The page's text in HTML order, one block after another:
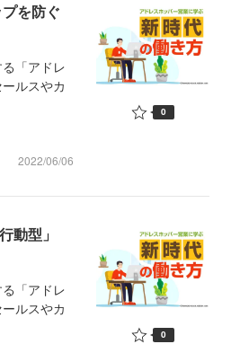
を防ぐ
「アドレ
ルスやカ
2022/06/06
0
動型」
「アドレ
ルスやカ
0